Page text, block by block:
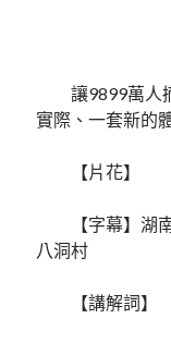
讓9899萬人
實際、一套新的
【片花】
【字幕】湖
八洞村
【講解詞】